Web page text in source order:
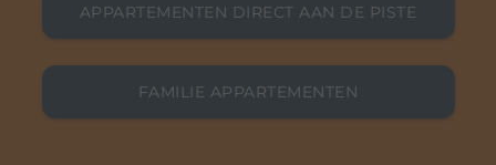
APPARTEMENTEN DIRECT AAN DE PISTE
FAMILIE APPARTEMENTEN